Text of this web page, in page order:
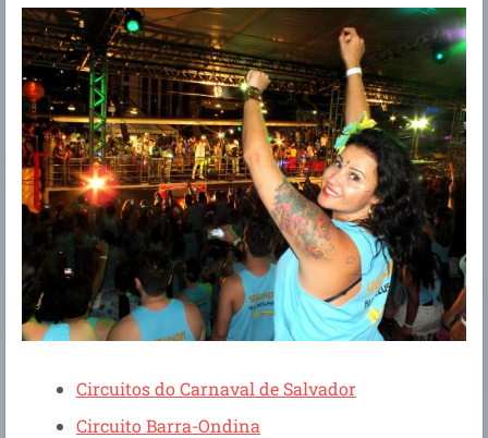
Circuitos do Carnaval de Salvador
Circuito Barra-Ondina